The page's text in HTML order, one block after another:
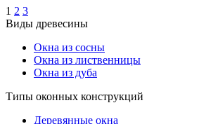
1 2 3
Виды древесины
Окна из сосны
Окна из лиственницы
Окна из дуба
Типы оконных конструкций
Деревянные окна